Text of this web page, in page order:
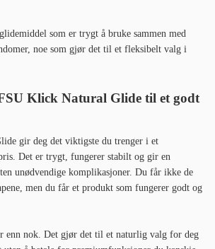
som er trygt å bruke sammen med
noe som gjør det til et fleksibelt valg i
Klick Natural Glide til et godt
gir deg det viktigste du trenger i et
Det er trygt, fungerer stabilt og gir en
unødvendige komplikasjoner. Du får ikke de
men du får et produkt som fungerer godt og
enn nok. Det gjør det til et naturlig valg for deg